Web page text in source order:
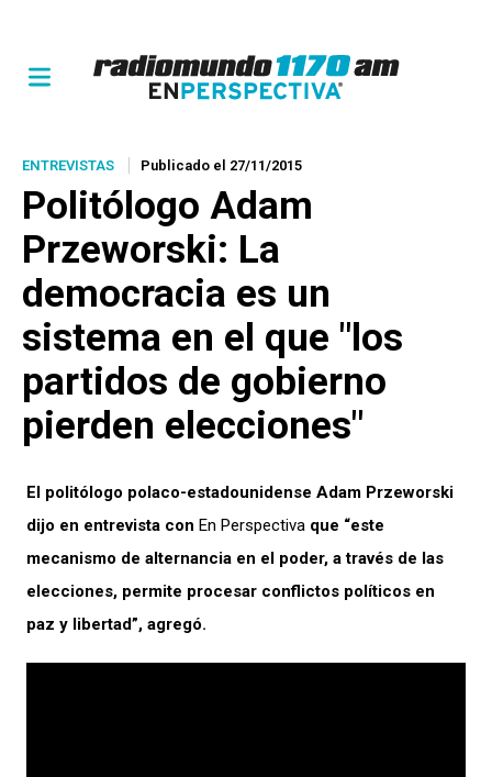
ENTREVISTAS Publicado el 27/11/2015
Politólogo Adam
Przeworski: La
democracia es un
sistema en el que "los
partidos de gobierno
pierden elecciones"
El politólogo polaco-estadounidense Adam Przeworski
dijo en entrevista con En Perspectiva que “este
mecanismo de alternancia en el poder, a través de las
elecciones, permite procesar conflictos políticos en
paz y libertad”, agregó.